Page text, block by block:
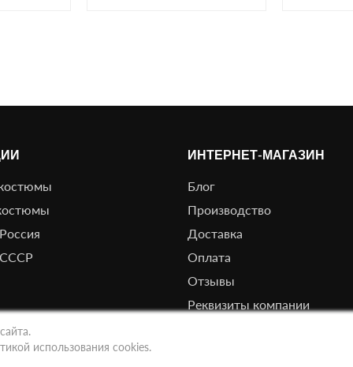
ИНТЕРНЕТ-МАГАЗИН
Блог
Производство
Доставка
Оплата
Отзывы
Реквизиты компании
Политика обработки персональных данных
использования cookies.